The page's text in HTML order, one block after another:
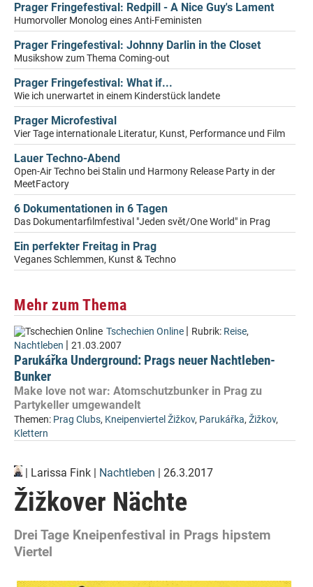
Prager Fringefestival: Redpill - A Nice Guy's Lament
Humorvoller Monolog eines Anti-Feministen
Prager Fringefestival: Johnny Darlin in the Closet
Musikshow zum Thema Coming-out
Prager Fringefestival: What if...
Wie ich unerwartet in einem Kinderstück landete
Prager Microfestival
Vier Tage internationale Literatur, Kunst, Performance und Film
Lauer Techno-Abend
Open-Air Techno bei Stalin und Harmony Release Party in der
MeetFactory
6 Dokumentationen in 6 Tagen
Das Dokumentarfilmfestival "Jeden svět/One World" in Prag
Ein perfekter Freitag in Prag
Veganes Schlemmen, Kunst & Techno
Mehr zum Thema
Tschechien Online | Rubrik: Reise,
Nachtleben | 21.03.2007
Parukářka Underground: Prags neuer Nachtleben-
Bunker
Make love not war: Atomschutzbunker in Prag zu
Partykeller umgewandelt
Themen: Prag Clubs, Kneipenviertel Žižkov, Parukářka, Žižkov,
Klettern
| Larissa Fink | Nachtleben | 26.3.2017
Žižkover Nächte
Drei Tage Kneipenfestival in Prags hipstem
Viertel